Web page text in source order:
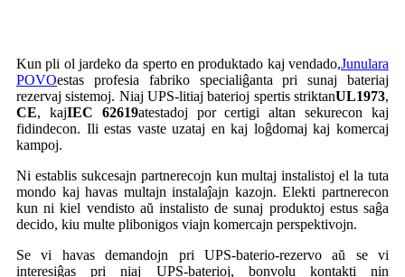
Kun pli ol jardeko da sperto en produktado kaj vendado,Junulara
POVOestas profesia fabriko specialiĝanta pri sunaj bateriaj
rezervaj sistemoj. Niaj UPS-litiaj baterioj spertis striktanUL1973,
CE, kajIEC 62619atestadoj por certigi altan sekurecon kaj
fidindecon. Ili estas vaste uzataj en kaj loĝdomaj kaj komercaj
kampoj.
Ni establis sukcesajn partnerecojn kun multaj instalistoj el la tuta
mondo kaj havas multajn instalaĵajn kazojn. Elekti partnerecon
kun ni kiel vendisto aŭ instalisto de sunaj produktoj estus saĝa
decido, kiu multe plibonigos viajn komercajn perspektivojn.
Se vi havas demandojn pri UPS-baterio-rezervo aŭ se vi
interesiĝas pri niaj UPS-baterioj, bonvolu kontakti nin